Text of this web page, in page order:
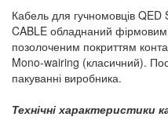
Кабель для гучномовців
CABLE обладнаний
позолоченим покриттям
Mono-wairing (класичний).
пакуванні виробника.
Технічні характеристики